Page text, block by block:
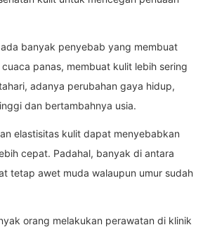
banyak penyebab yang membuat
panas, membuat kulit lebih sering
adanya perubahan gaya hidup,
dan bertambahnya usia.
elastisitas kulit dapat menyebabkan
cepat. Padahal, banyak di antara
tetap awet muda walaupun umur sudah
orang melakukan perawatan di klinik